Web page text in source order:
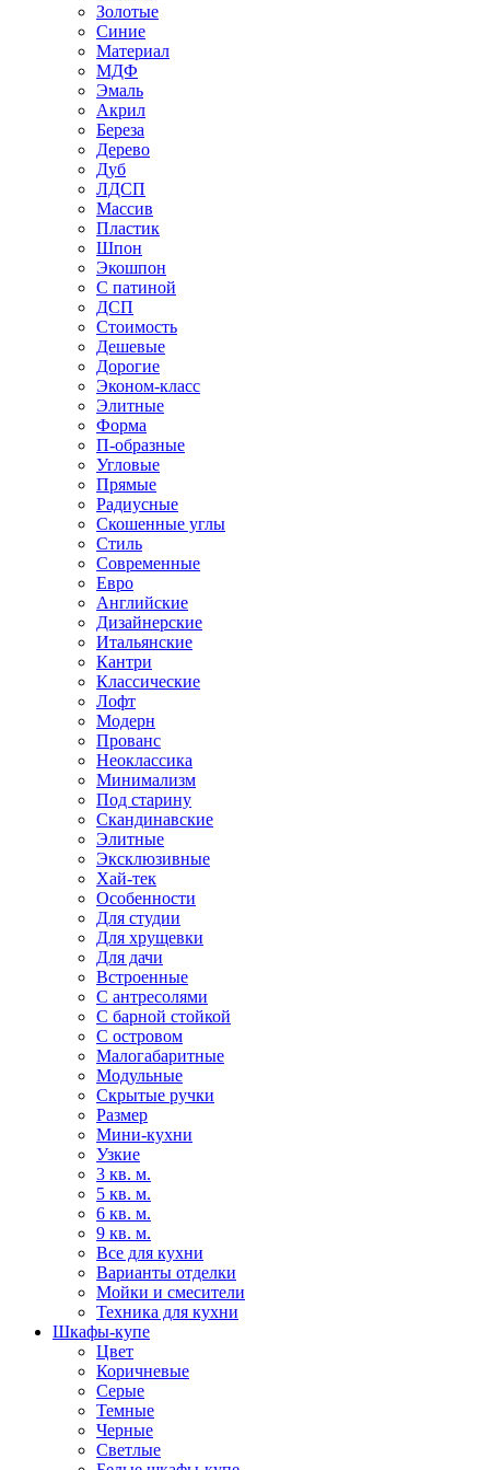
Золотые
Синие
Материал
МДФ
Эмаль
Акрил
Береза
Дерево
Дуб
ЛДСП
Массив
Пластик
Шпон
Экошпон
С патиной
ДСП
Стоимость
Дешевые
Дорогие
Эконом-класс
Элитные
Форма
П-образные
Угловые
Прямые
Радиусные
Скошенные углы
Стиль
Современные
Евро
Английские
Дизайнерские
Итальянские
Кантри
Классические
Лофт
Модерн
Прованс
Неоклассика
Минимализм
Под старину
Скандинавские
Элитные
Эксклюзивные
Хай-тек
Особенности
Для студии
Для хрущевки
Для дачи
Встроенные
С антресолями
С барной стойкой
С островом
Малогабаритные
Модульные
Скрытые ручки
Размер
Мини-кухни
Узкие
3 кв. м.
5 кв. м.
6 кв. м.
9 кв. м.
Все для кухни
Варианты отделки
Мойки и смесители
Техника для кухни
Шкафы-купе
Цвет
Коричневые
Серые
Темные
Черные
Светлые